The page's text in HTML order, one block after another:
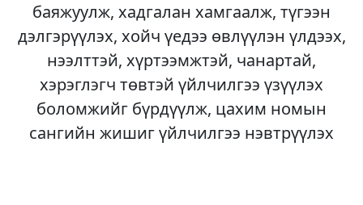
баяжуулж, хадгалан хамгаалж, түгээн
дэлгэрүүлэх, хойч үедээ өвлүүлэн үлдээх,
нээлттэй, хүртээмжтэй, чанартай,
хэрэглэгч төвтэй үйлчилгээ үзүүлэх
боломжийг бүрдүүлж, цахим номын
сангийн жишиг үйлчилгээ нэвтрүүлэх